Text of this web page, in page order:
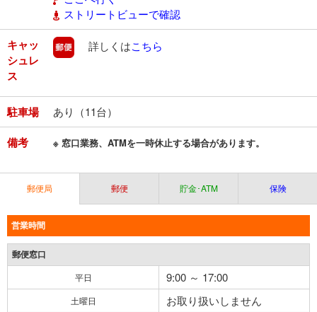
ストリートビューで確認
キャッ
シュレ
ス
郵便
詳しくはこちら
駐車場 あり（11台）
備考 ※ 窓口業務、ATMを一時休止する場合があります。
郵便局 郵便 貯金･ATM 保険
営業時間
郵便窓口
平日 9:00 ～ 17:00
土曜日 お取り扱いしません